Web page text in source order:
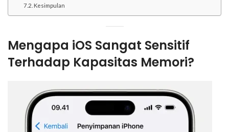
Kesimpulan
Mengapa iOS Sangat Sensitif
Terhadap Kapasitas Memori?